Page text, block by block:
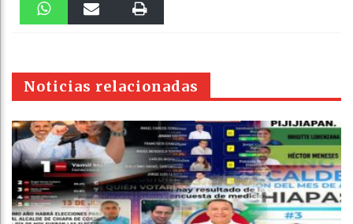
Faceboo Twitter Stumble
pt
Noticias relacionadas